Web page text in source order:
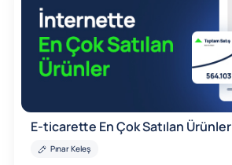
E-ticarette En Çok Satılan Ürünler
Pınar Keleş